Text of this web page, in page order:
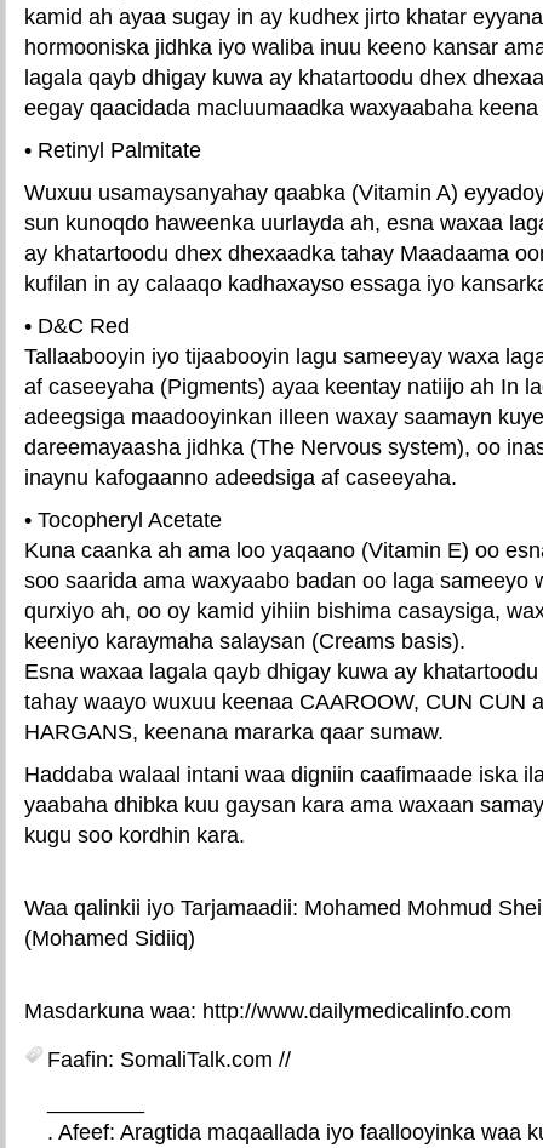
kamid ah ayaa sugay in ay kudhex jirto khatar
hormooniska jidhka iyo waliba inuu keeno kansar
lagala qayb dhigay kuwa ay khatartoodu dhex
eegay qaacidada macluumaadka waxyaabaha
• Retinyl Palmitate
Wuxuu usamaysanyahay qaabka (Vitamin A)
sun kunoqdo haweenka uurlayda ah, esna waxaa
ay khatartoodu dhex dhexaadka tahay Maadaama
kufilan in ay calaaqo kadhaxayso essaga iyo
• D&C Red
Tallaabooyin iyo tijaabooyin lagu sameeyay waxa
af caseeyaha (Pigments) ayaa keentay natiijo ah In
adeegsiga maadooyinkan illeen waxay saamayn
dareemayaasha jidhka (The Nervous system), oo
inaynu kafogaanno adeedsiga af caseeyaha.
• Tocopheryl Acetate
Kuna caanka ah ama loo yaqaano (Vitamin E) oo
soo saarida ama waxyaabo badan oo laga sameeyo
qurxiyo ah, oo oy kamid yihiin bishima casaysiga,
keeniyo karaymaha salaysan (Creams basis).
Esna waxaa lagala qayb dhigay kuwa ay
tahay waayo wuxuu keenaa CAAROOW, CUN CUN
HARGANS, keenana mararka qaar sumaw.
Haddaba walaal intani waa digniin caafimaade iska
yaabaha dhibka kuu gaysan kara ama waxaan
kugu soo kordhin kara.
​​​​Waa qalinkii iyo Tarjamaadii: Mohamed Mohmud
​​​​​​​​(Mohamed Sidiiq)
​​​​Masdarkuna waa: http://www.dailymedicalinfo.com
Faafin: SomaliTalk.com //
. Afeef: Aragtida maqaallada iyo faallooyinka waa